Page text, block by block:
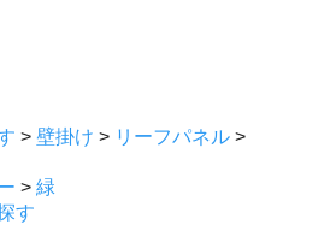
> 壁掛け > リーフパネル >
> 緑
す